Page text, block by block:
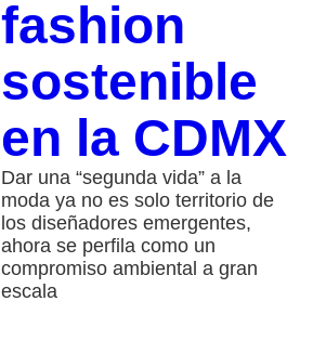
fashion
sostenible
en la CDMX
Dar una “segunda vida” a la
moda ya no es solo territorio de
los diseñadores emergentes,
ahora se perfila como un
compromiso ambiental a gran
escala